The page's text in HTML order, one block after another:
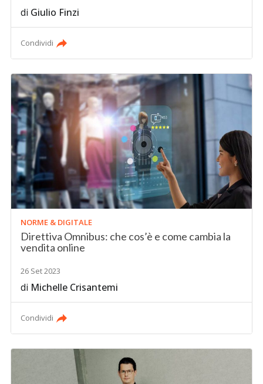
di Giulio Finzi
Condividi
NORME & DIGITALE
Direttiva Omnibus: che cos’è e come cambia la
vendita online
26 Set 2023
di Michelle Crisantemi
Condividi